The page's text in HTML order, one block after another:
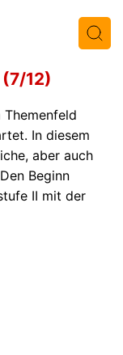
12)
In diesem
aber auch
Beginn
II mit der